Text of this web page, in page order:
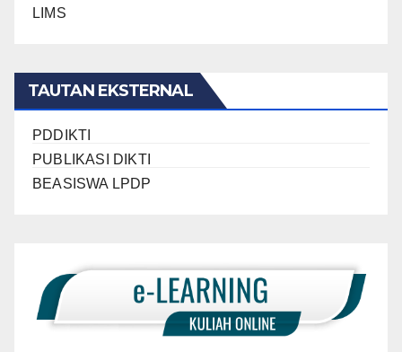
LIMS
TAUTAN EKSTERNAL
PDDIKTI
PUBLIKASI DIKTI
BEASISWA LPDP